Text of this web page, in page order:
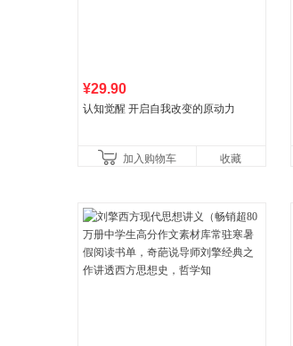
¥29.90
认知觉醒 开启自我改变的原动力
加入购物车 收藏